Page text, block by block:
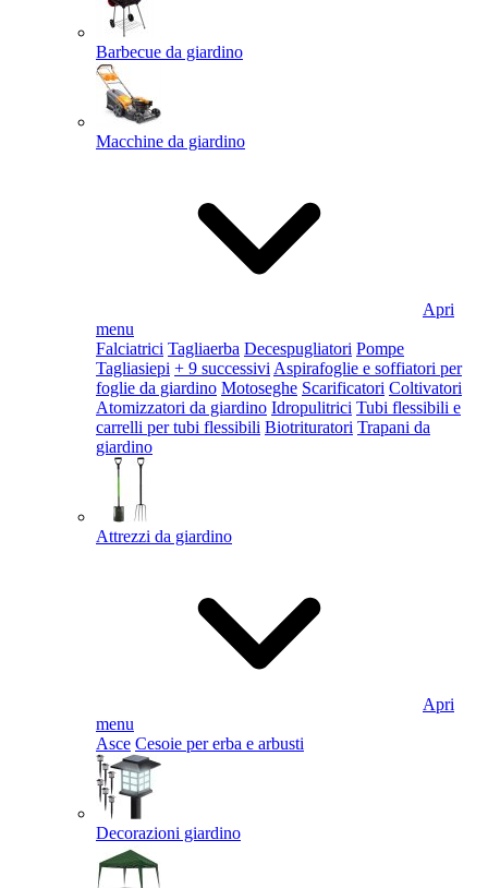
Barbecue da giardino
Macchine da giardino
Apri
menu
Falciatrici Tagliaerba Decespugliatori Pompe
Tagliasiepi + 9 successivi Aspirafoglie e soffiatori per
foglie da giardino Motoseghe Scarificatori Coltivatori
Atomizzatori da giardino Idropulitrici Tubi flessibili e
carrelli per tubi flessibili Biotrituratori Trapani da
giardino
Attrezzi da giardino
Apri
menu
Asce Cesoie per erba e arbusti
Decorazioni giardino